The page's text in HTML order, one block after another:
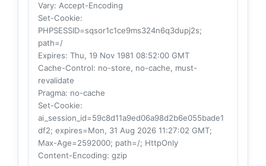
Vary: Accept-Encoding
Set-Cookie:
PHPSESSID=sqsor1c1ce9ms324n6q3dupj2s;
path=/
Expires: Thu, 19 Nov 1981 08:52:00 GMT
Cache-Control: no-store, no-cache, must-
revalidate
Pragma: no-cache
Set-Cookie:
ai_session_id=59c8d11a9ed06a98d2b6e055bade1
df2; expires=Mon, 31 Aug 2026 11:27:02 GMT;
Max-Age=2592000; path=/; HttpOnly
Content-Encoding: gzip